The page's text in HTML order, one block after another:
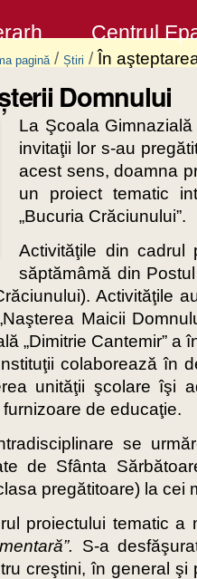
Centrul
pagină / Știri /În
Domnului
La Şcoala
invitaţii lor s-au
acest sens, doamna
un proiect tematic
„Bucuria Crăciunului”.
Activităţile din
săptămâmă din
Activităţile
Maicii
„Dimitrie Cantemir”
colaborează în
unităţii şcolare îşi
de educaţie.
se
de Sfânta
pregătitoare) la cei
proiectului tematic
S-a
creştini, în general